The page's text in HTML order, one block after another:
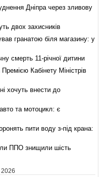
Дніпра через зливову
двох захисників
гранатою біля магазину: у
смерть 11-річної дитини
Кабінету Міністрів
хочуть внести до
та мотоцикл: є
пити воду з-під крана:
ППО знищили шість